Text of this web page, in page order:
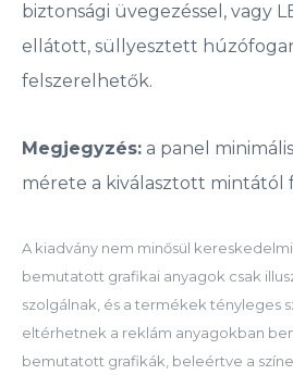
biztonsági üvegezéssel, vagy
ellátott, süllyesztett
felszerelhetők.
Megjegyzés: a panel
mérete a kiválasztott mintától
A kiadvány nem minősül
bemutatott grafikai anyagok csak
szolgálnak, és a termékek tényleges
eltérhetnek a reklám anyagokban
bemutatott grafikák, beleértve a